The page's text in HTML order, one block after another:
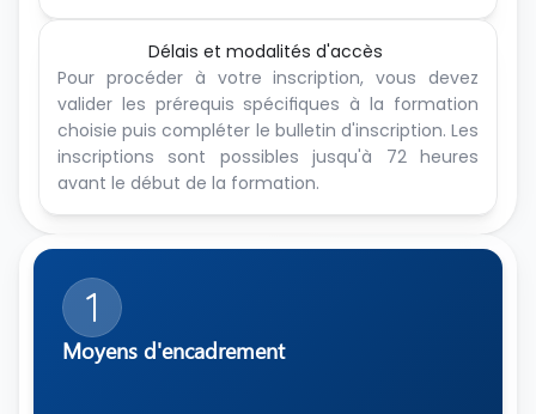
Délais et modalités d'accès
Pour procéder à votre inscription, vous devez
valider les prérequis spécifiques à la formation
choisie puis compléter le bulletin d'inscription. Les
inscriptions sont possibles jusqu'à 72 heures
avant le début de la formation.
1
Moyens d'encadrement